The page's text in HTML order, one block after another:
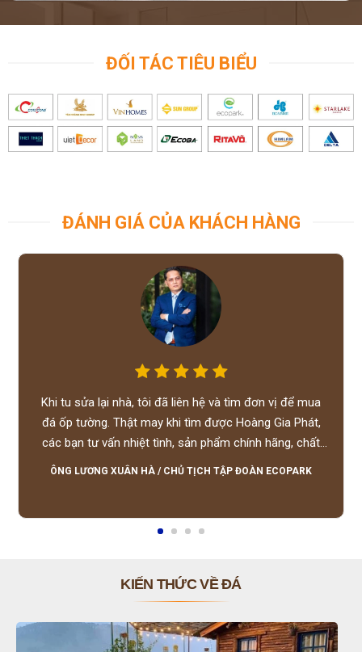
ĐỐI TÁC TIÊU BIỂU
ĐÁNH GIÁ CỦA KHÁCH HÀNG
Khi tu sửa lại nhà, tôi đã liên hệ và tìm đơn vị để mua
đá ốp tường. Thật may khi tìm được Hoàng Gia Phát,
các bạn tư vấn nhiệt tình, sản phẩm chính hãng, chất
lượng tốt, giá hợp lý, hỗ trợ tận tình.
ÔNG LƯƠNG XUÂN HÀ / CHỦ TỊCH TẬP ĐOÀN ECOPARK
KIẾN THỨC VỀ ĐÁ